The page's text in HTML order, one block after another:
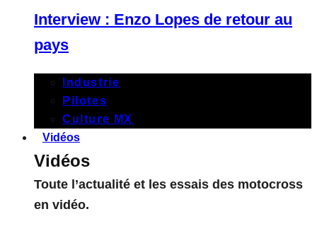
Interview : Enzo Lopes de retour au
pays
Industrie
Pilotes
Culture MX
Vidéos
Vidéos
Toute l’actualité et les essais des motocross
en vidéo.